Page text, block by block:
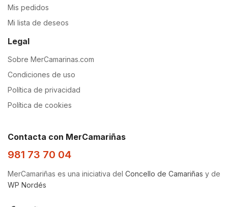
Mis pedidos
Mi lista de deseos
Legal
Sobre MerCamarinas.com
Condiciones de uso
Política de privacidad
Política de cookies
Contacta con MerCamariñas
981 73 70 04
MerCamariñas es una iniciativa del Concello de Camariñas y de
WP Nordés